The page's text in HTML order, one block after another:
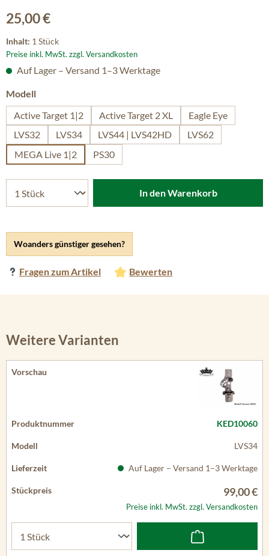
Regulärer Preis:
25,00 €
Inhalt: 1 Stück
Preise inkl. MwSt. zzgl. Versandkosten
Woanders günstiger gesehen?
Fragen zum Artikel Bewerten
Auf Lager – Versand 1–3 Werktage
Modellauswählen
Active Target 1|2
Active Target 2 XL
Eagle Eye
LVS32
LVS34 LVS44 | LVS42HD
LVS62
MEGA Live 1|2
PS30
In den Warenkorb
Weitere Varianten
KED10060
LVS34
Auf Lager – Versand 1–3 Werktage
99,00 €
Preise inkl. MwSt. zzgl. Versandkosten